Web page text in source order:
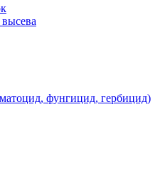
фунгицид, гербицид)